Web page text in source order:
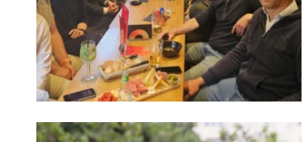
Charger plus Suivre sur Instagram
Identifiant oublié ?
Mot de passe
oublié ?